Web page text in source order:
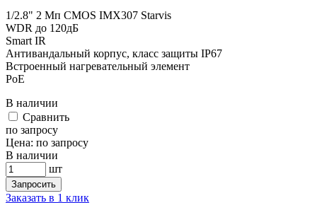
1/2.8" 2 Мп CMOS IMX307 Starvis
WDR до 120дБ
Smart IR
Антивандальный корпус, класс защиты IР67
Встроенный нагревательный элемент
PoE
В наличии
Cравнить
по запросу
Цена: по запросу
В наличии
шт
Запросить
Заказать в 1 клик